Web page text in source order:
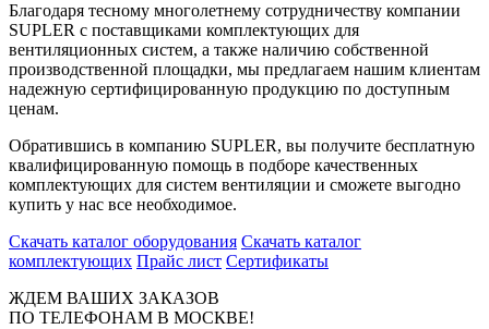
Благодаря тесному многолетнему сотрудничеству компании
SUPLER с поставщиками комплектующих для
вентиляционных систем, а также наличию собственной
производственной площадки, мы предлагаем нашим клиентам
надежную сертифицированную продукцию по доступным
ценам.
Обратившись в компанию SUPLER, вы получите бесплатную
квалифицированную помощь в подборе качественных
комплектующих для систем вентиляции и сможете выгодно
купить у нас все необходимое.
Скачать каталог оборудования Скачать каталог
комплектующих Прайс лист Сертификаты
ЖДЕМ ВАШИХ ЗАКАЗОВ
ПО ТЕЛЕФОНАМ В МОСКВЕ!